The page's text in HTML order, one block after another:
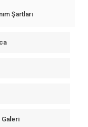
Şartları